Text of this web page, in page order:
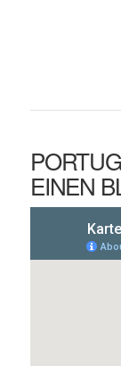
EINEN